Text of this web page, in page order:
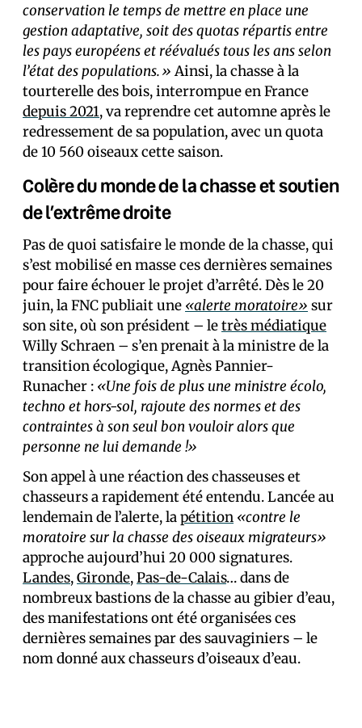
conservation le temps de mettre en place une
gestion adaptative, soit des quotas répartis entre
les pays européens et réévalués tous les ans selon
l’état des populations.»Ainsi, la chasse à la
tourterelle des bois, interrompue en France
depuis 2021, va reprendre cet automne après le
redressement de sa population, avec un quota
de 10 560 oiseaux cette saison.
Colère du monde de la chasse et soutien
de l’extrême droite
Pas de quoi satisfaire le monde de la chasse, qui
s’est mobilisé en masse ces dernières semaines
pour faire échouer le projet d’arrêté. Dès le 20
juin, la FNC publiait une «alerte moratoire» sur
son site, où son président – letrès médiatique
Willy Schraen – s’en prenait à la ministre de la
transition écologique, Agnès Pannier-
Runacher : «Une fois de plus une ministre écolo,
techno et hors-sol, rajoute des normes et des
contraintes à son seul bon vouloir alors que
personne ne lui demande !»
Son appel à une réaction des chasseuses et
chasseurs a rapidement été entendu. Lancée au
lendemain de l’alerte, lapétition «contre le
moratoire sur la chasse des oiseaux migrateurs»
approche aujourd’hui 20 000 signatures.
Landes,Gironde,Pas-de-Calais… dans de
nombreux bastions de la chasse au gibier d’eau,
des manifestations ont été organisées ces
dernières semaines par des sauvaginiers – le
nom donné aux chasseurs d’oiseaux d’eau.